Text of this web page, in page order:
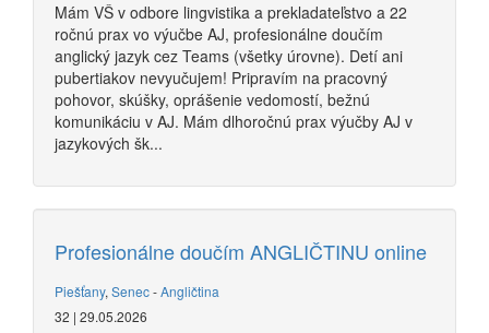
Mám VŠ v odbore lingvistika a prekladateľstvo a 22
ročnú prax vo výučbe AJ, profesionálne doučím
anglický jazyk cez Teams (všetky úrovne). Detí ani
pubertiakov nevyučujem! Pripravím na pracovný
pohovor, skúšky, oprášenie vedomostí, bežnú
komunikáciu v AJ. Mám dlhoročnú prax výučby AJ v
jazykových šk...
Profesionálne doučím ANGLIČTINU online
Piešťany, Senec-Angličtina
32 | 29.05.2026